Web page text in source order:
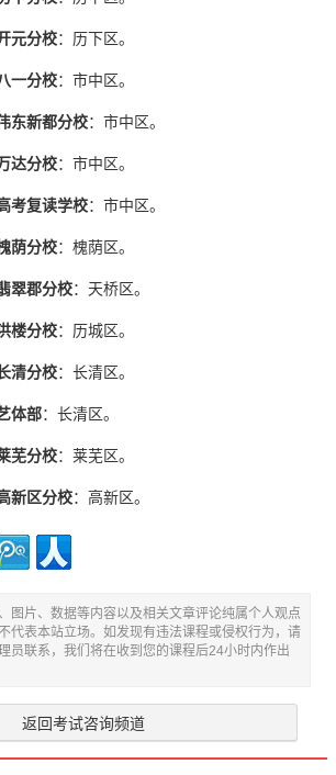
元分校：历下区。
一分校：市中区。
东新都分校：市中区。
达分校：市中区。
考复读学校：市中区。
荫分校：槐荫区。
翠郡分校：天桥区。
楼分校：历城区。
清分校：长清区。
体部：长清区。
芜分校：莱芜区。
新区分校：高新区。
图片、数据等内容以及相关文章评论纯属个人观点
代表本站立场。如发现有违法课程或侵权行为，请
员联系，我们将在收到您的课程后24小时内作出
返回考试咨询频道